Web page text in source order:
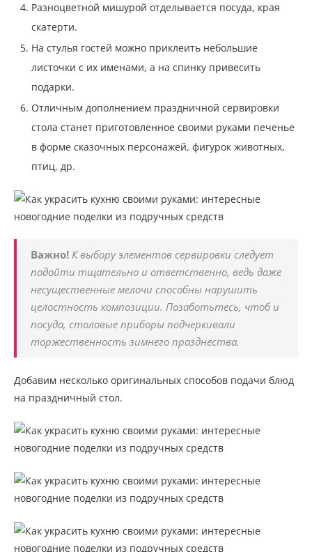
Разноцветной мишурой отделывается посуда, края
скатерти.
На стулья гостей можно приклеить небольшие
листочки с их именами, а на спинку привесить
подарки.
Отличным дополнением праздничной сервировки
стола станет приготовленное своими руками печенье
в форме сказочных персонажей, фигурок животных,
птиц, др.
Важно! К выбору элементов сервировки следует
подойти тщательно и ответственно, ведь даже
несущественные мелочи способны нарушить
целостность композиции. Позаботьтесь, чтоб и
посуда, столовые приборы подчеркивали
торжественность зимнего празднества.
Добавим несколько оригинальных способов подачи блюд
на праздничный стол.